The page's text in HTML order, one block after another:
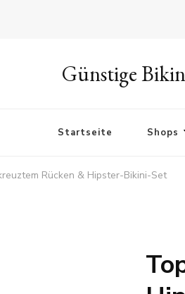
Günstige
Startseite Shops
Rücken & Hipster-Bikini-Set